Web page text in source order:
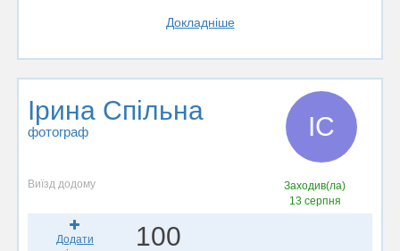
Докладніше
Ірина Спільна
фотограф ІС
Виїзд додому
Заходив(ла)
13 серпня
Додати
100